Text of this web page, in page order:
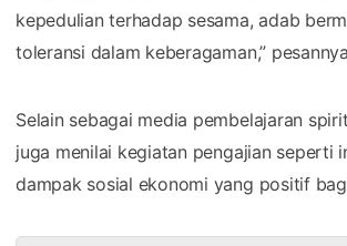
kepedulian terhadap sesama, adab
toleransi dalam keberagaman,”
Selain sebagai media pembelajaran
juga menilai kegiatan pengajian seperti
dampak sosial ekonomi yang positif